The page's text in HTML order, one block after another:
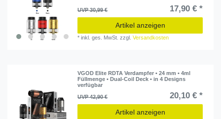
UVP 30,99 € 17,90 € *
Artikel anzeigen
*inkl. ges. MwSt. zzgl.Versandkosten
VGOD Elite RDTA Verdampfer • 24 mm • 4ml
Füllmenge • Dual-Coil Deck • in 4 Designs
verfügbar
UVP 42,90 €
20,10 € *
Artikel anzeigen